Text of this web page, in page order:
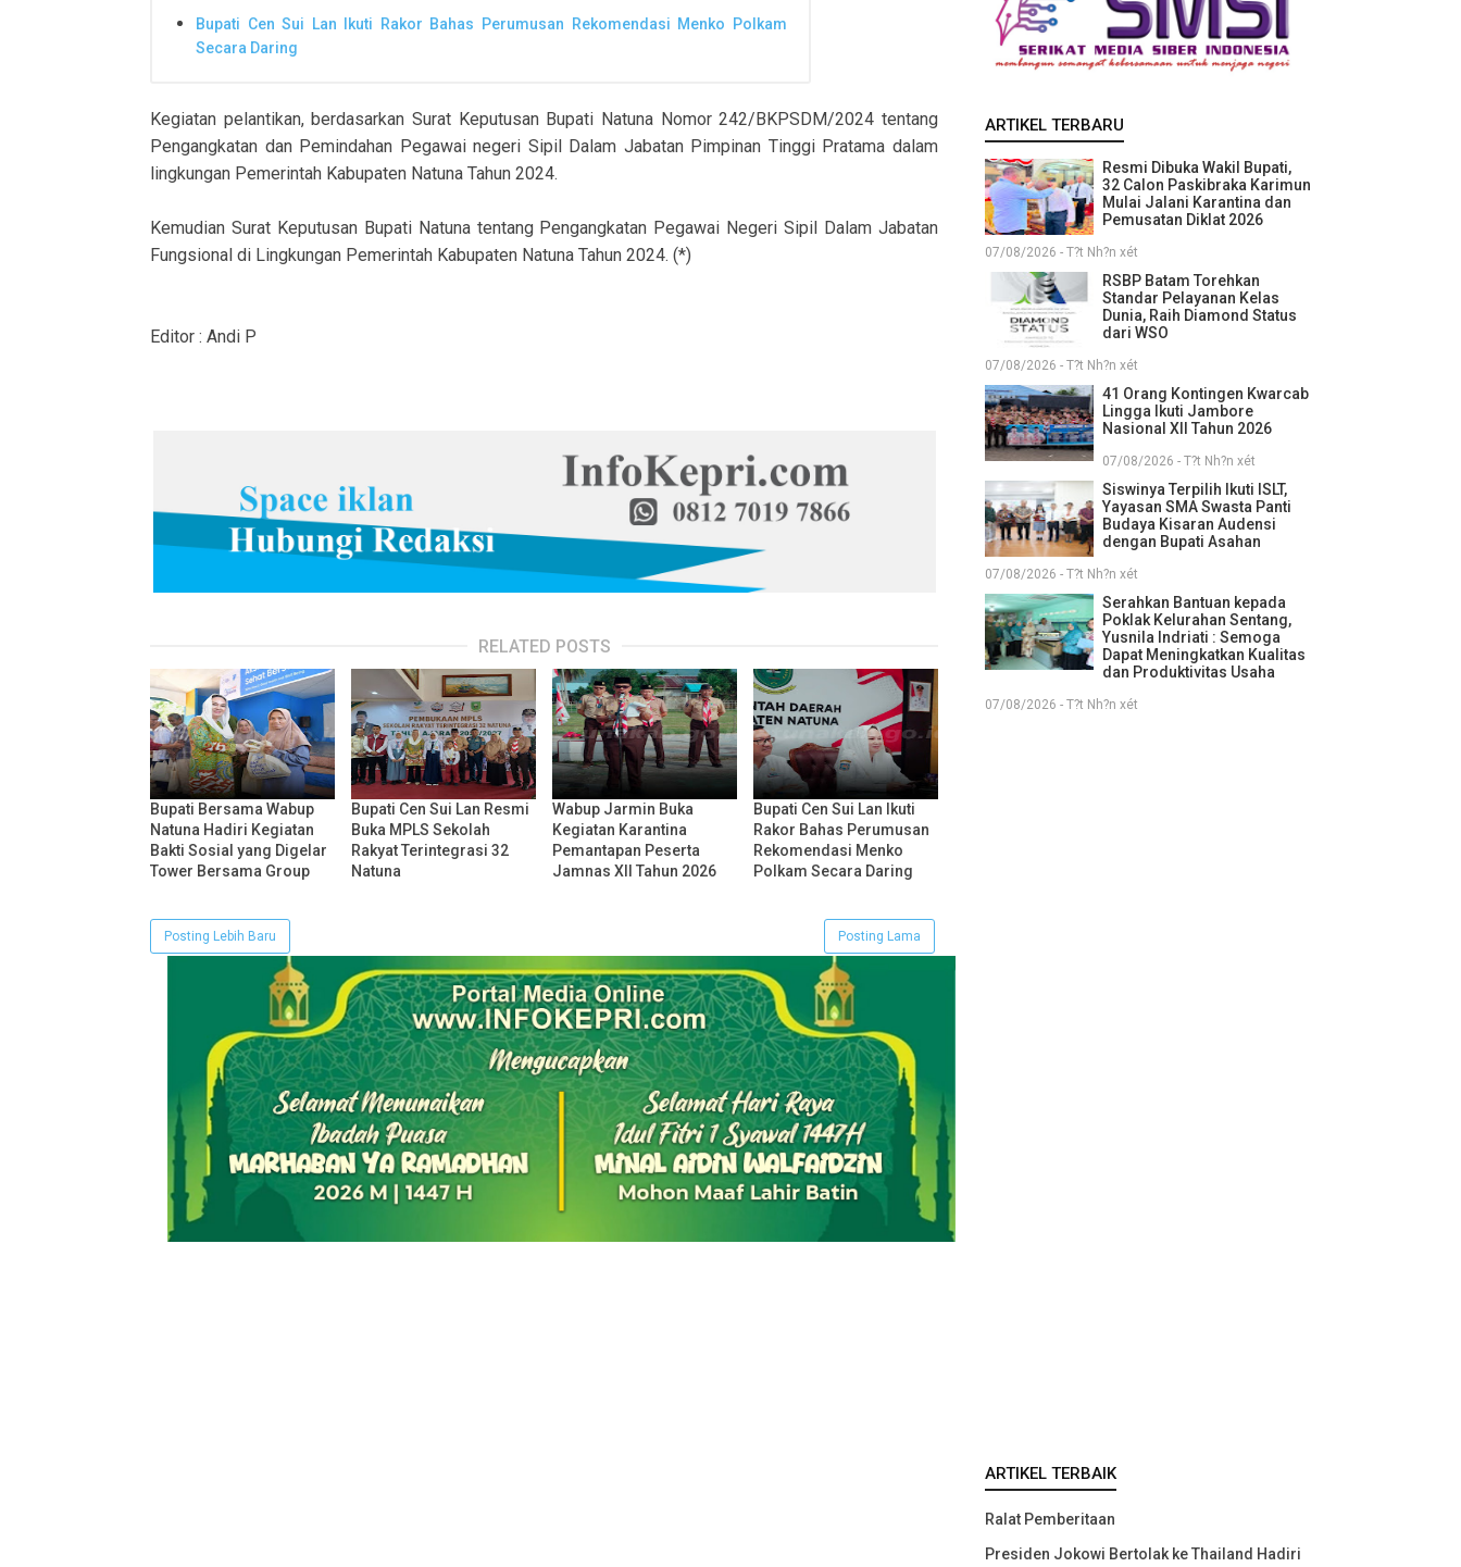
Bupati Cen Sui Lan Ikuti Rakor Bahas Perumusan Rekomendasi Menko Polkam
Secara Daring
Kegiatan pelantikan, berdasarkan Surat Keputusan Bupati Natuna Nomor 242/BKPSDM/2024 tentang
Pengangkatan dan Pemindahan Pegawai negeri Sipil Dalam Jabatan Pimpinan Tinggi Pratama dalam
lingkungan Pemerintah Kabupaten Natuna Tahun 2024.
Kemudian Surat Keputusan Bupati Natuna tentang Pengangkatan Pegawai Negeri Sipil Dalam Jabatan
Fungsional di Lingkungan Pemerintah Kabupaten Natuna Tahun 2024. (*)
Editor : Andi P
RELATED POSTS
Bupati Bersama Wabup
Natuna Hadiri Kegiatan
Bakti Sosial yang Digelar
Tower Bersama Group
Bupati Cen Sui Lan Resmi
Buka MPLS Sekolah
Rakyat Terintegrasi 32
Natuna
Wabup Jarmin Buka
Kegiatan Karantina
Pemantapan Peserta
Jamnas XII Tahun 2026
Bupati Cen Sui Lan Ikuti
Rakor Bahas Perumusan
Rekomendasi Menko
Polkam Secara Daring
Posting Lebih Baru Posting Lama
ARTIKEL TERBARU
Resmi Dibuka Wakil Bupati,
32 Calon Paskibraka Karimun
Mulai Jalani Karantina dan
Pemusatan Diklat 2026
07/08/2026 - T?t Nh?n xét
RSBP Batam Torehkan
Standar Pelayanan Kelas
Dunia, Raih Diamond Status
dari WSO
07/08/2026 - T?t Nh?n xét
41 Orang Kontingen Kwarcab
Lingga Ikuti Jambore
Nasional XII Tahun 2026
07/08/2026 - T?t Nh?n xét
Siswinya Terpilih Ikuti ISLT,
Yayasan SMA Swasta Panti
Budaya Kisaran Audensi
dengan Bupati Asahan
07/08/2026 - T?t Nh?n xét
Serahkan Bantuan kepada
Poklak Kelurahan Sentang,
Yusnila Indriati : Semoga
Dapat Meningkatkan Kualitas
dan Produktivitas Usaha
07/08/2026 - T?t Nh?n xét
ARTIKEL TERBAIK
Ralat Pemberitaan
Presiden Jokowi Bertolak ke Thailand Hadiri